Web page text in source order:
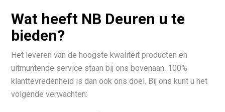
Wat heeft NB Deuren u te
bieden?
Het leveren van de hoogste kwaliteit producten en
uitmuntende service staan bij ons bovenaan. 100%
klanttevredenheid is dan ook ons doel. Bij ons kunt u het
volgende verwachten: